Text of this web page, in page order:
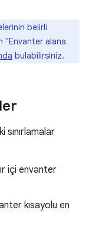
belirli
"Envanter alana
bulabilirsiniz.
sınırlamalar
içi envanter
kısayolu en